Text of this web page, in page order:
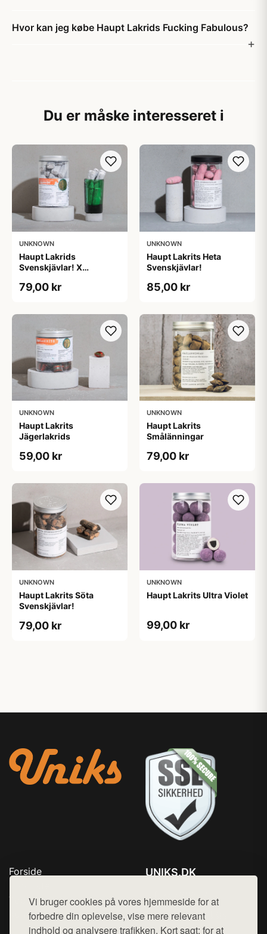
Vi bruger cookies på vores hjemmeside for at
forbedre din oplevelse, vise mere relevant
indhold og analysere trafikken. Kort sagt: for at
Hvor kan jeg købe Haupt Lakrids Fucking Fabulous?
Du er måske interesseret i
UNKNOWN
Haupt Lakrids
Svenskjävlar! X
79,00 kr
UNKNOWN
Haupt Lakrits Heta
Svenskjävlar!
85,00 kr
UNKNOWN
Haupt Lakrits
Jägerlakrids
59,00 kr
UNKNOWN
Haupt Lakrits
Smålänningar​
79,00 kr
UNKNOWN
Haupt Lakrits Söta
Svenskjävlar!
79,00 kr
UNKNOWN
Haupt Lakrits Ultra Violet
99,00 kr
Forside
Top Rabatter
Kontakt
UNIKS.DK
Mail: hej@want.dk